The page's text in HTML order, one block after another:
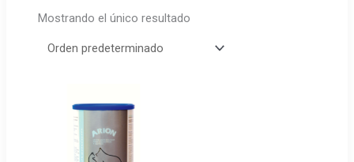
Mostrando el único resultado